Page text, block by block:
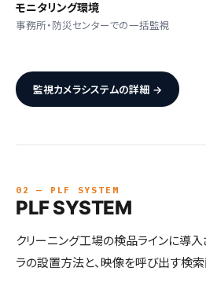
モニタリング環境
事務所・防災センターでの一括監視
監視カメラシステムの詳細 →
02 — PLF SYSTEM
PLF SYSTEM
クリーニング工場の検品ラインに導
ラの設置方法と、映像を呼び出す検索